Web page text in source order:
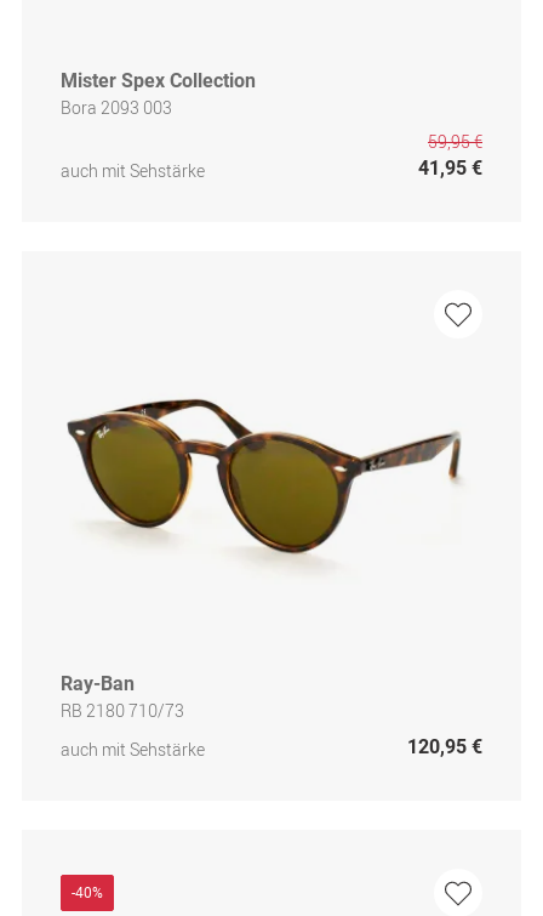
Mister Spex Collection
Bora 2093 003
auch mit Sehstärke
59,95 €
41,95 €
Ray-Ban
RB 2180 710/73
auch mit Sehstärke
120,95 €
-40%